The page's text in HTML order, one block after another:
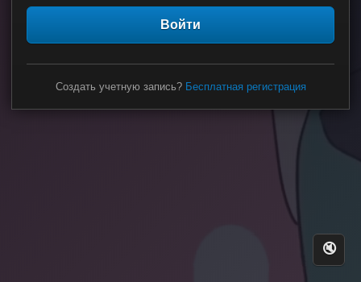
🔇
Войти
Создать учетную запись? Бесплатная регистрация